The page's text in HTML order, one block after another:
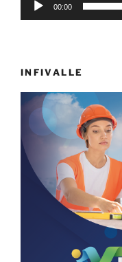
00:00
INFIVALLE